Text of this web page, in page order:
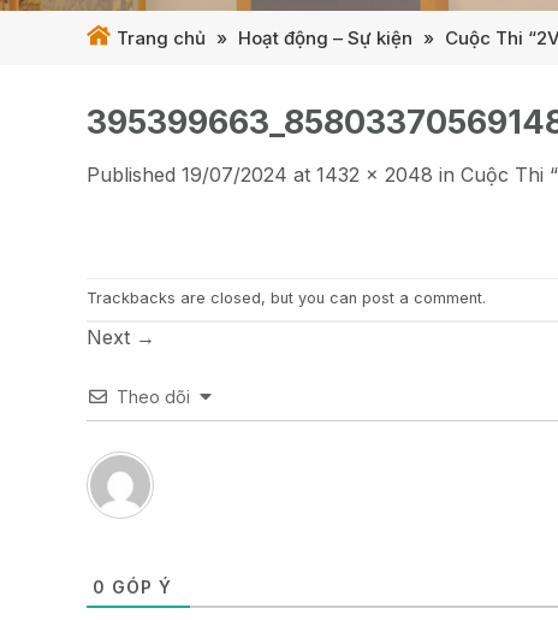
Trang chủ » Hoạt động – Sự kiện » Cuộc Thi
Published 19/07/2024 at 1432 × 2048 in Cuộc Thi
Trackbacks are closed, but you can post a comment.
Next →
Theo dõi
0 GÓP Ý